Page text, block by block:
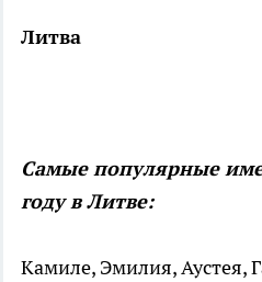
Литва
Самые популярные
году в Литве:
Камиле, Эмилия, Аустея,